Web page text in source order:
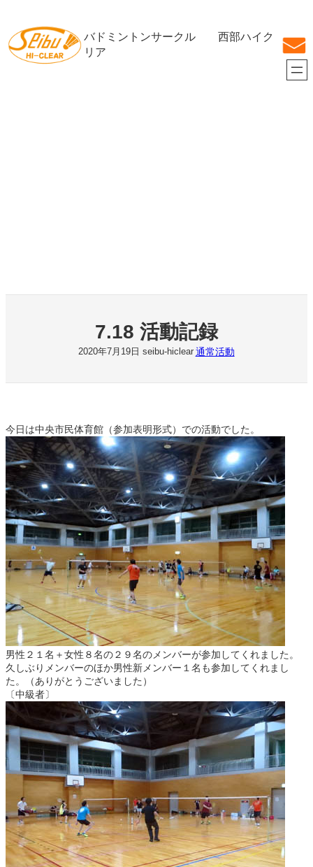
を
ス
バドミントンサークル 西部ハイク
リア
7.18 活動記録
2020年7月19日 seibu-hiclear 通常活動
今日は中央市民体育館（参加表明形式）での活動でした。
男性２１名＋女性８名の２９名のメンバーが参加してくれました。
久しぶりメンバーのほか男性新メンバー１名も参加してくれまし
た。（ありがとうございました）
〔中級者〕